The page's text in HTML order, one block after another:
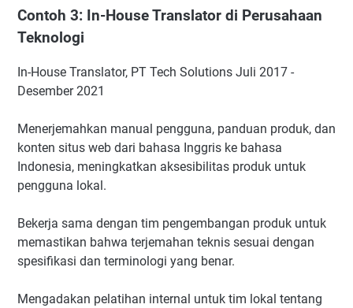
Contoh 3: In-House Translator di Perusahaan
Teknologi
In-House Translator, PT Tech Solutions Juli 2017 -
Desember 2021
Menerjemahkan manual pengguna, panduan produk, dan
konten situs web dari bahasa Inggris ke bahasa
Indonesia, meningkatkan aksesibilitas produk untuk
pengguna lokal.
Bekerja sama dengan tim pengembangan produk untuk
memastikan bahwa terjemahan teknis sesuai dengan
spesifikasi dan terminologi yang benar.
Mengadakan pelatihan internal untuk tim lokal tentang